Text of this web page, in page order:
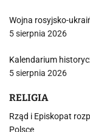
Wojna rosyjsko-
5 sierpnia 2026
Kalendarium
5 sierpnia 2026
RELIGIA
Rząd i Episkopat
Polsce